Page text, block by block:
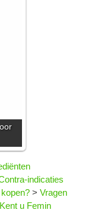
indicaties
> Vragen
Kent u Femin